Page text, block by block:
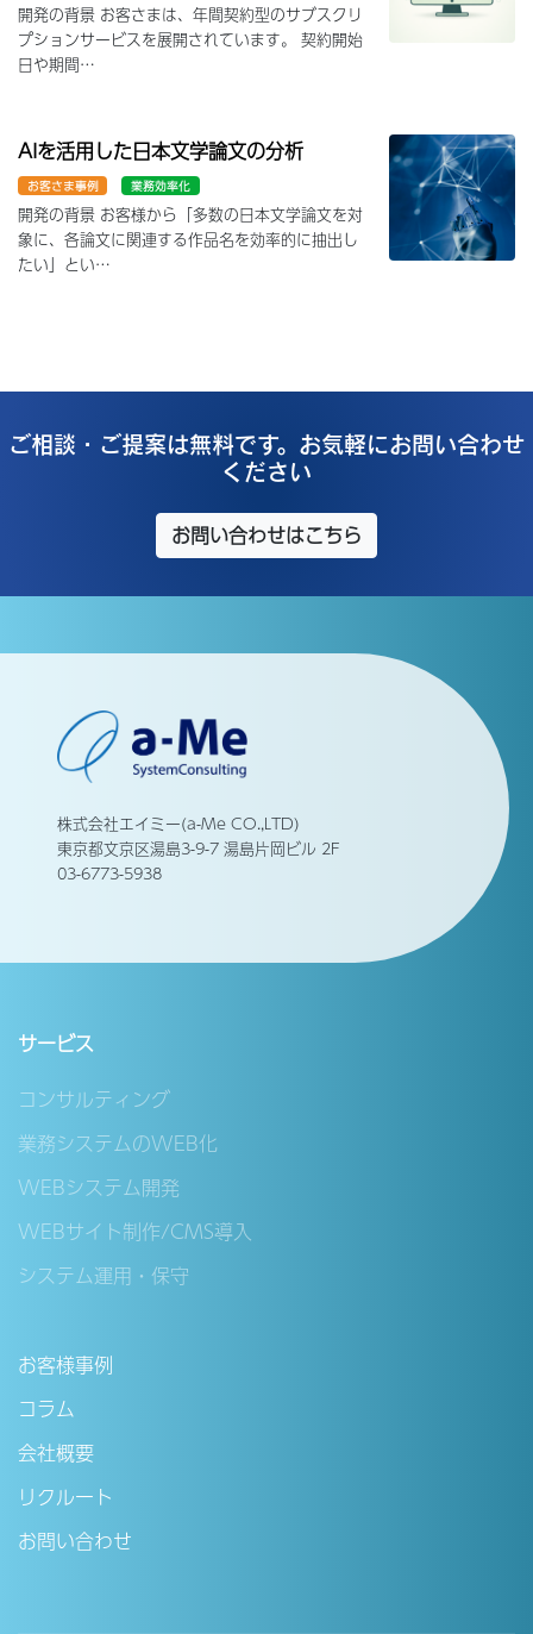
開発の背景 お客さまは、年間契約型のサブスクリ
プションサービスを展開されています。 契約開始
日や期間…
AIを活用した日本文学論文の分析
お客さま事例 業務効率化
開発の背景 お客様から「多数の日本文学論文を対
象に、各論文に関連する作品名を効率的に抽出し
たい」とい…
ご相談・ご提案は無料です。お気軽にお問い合わせ
ください
お問い合わせはこちら
株式会社エイミー(a-Me CO.,LTD)
東京都文京区湯島3-9-7 湯島片岡ビル 2F
03-6773-5938
サービス
コンサルティング
業務システムのWEB化
WEBシステム開発
WEBサイト制作/CMS導入
システム運用・保守
お客様事例
コラム
会社概要
リクルート
お問い合わせ